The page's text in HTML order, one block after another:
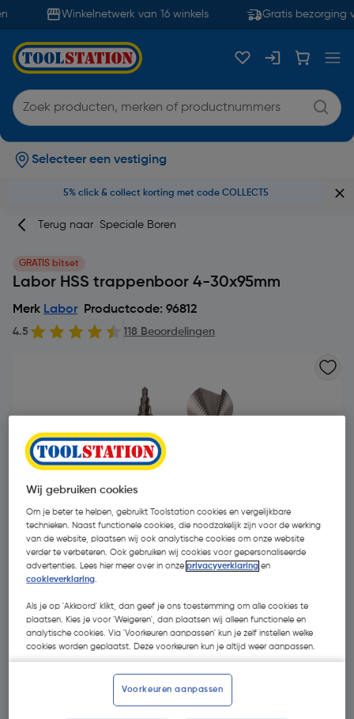
Winkelnetwerk van 16 winkels Gratis bezorging
Selecteer een vestiging
5% click & collect korting met code COLLECT5
Terug naar Speciale Boren
GRATIS bitset
Labor HSS trappenboor 4-30x95mm
Merk Labor Productcode: 96812
4.5 118 Beoordelingen
€ 43,49| Excl. btw € 35,94
Kies productvariant(3)
Wij gebruiken cookies
Om je beter te helpen, gebruikt Toolstation cookies en vergelijkbare
technieken. Naast functionele cookies, die noodzakelijk zijn voor de werking
van de website, plaatsen wij ook analytische cookies om onze website
verder te verbeteren. Ook gebruiken wij cookies voor gepersonaliseerde
advertenties. Lees hier meer over in onzeprivacyverklaring en
cookieverklaring.
Als je op 'Akkoord' klikt, dan geef je ons toestemming om alle cookies te
plaatsen. Kies je voor 'Weigeren', dan plaatsen wij alleen functionele en
analytische cookies. Via 'Voorkeuren aanpassen' kun je zelf instellen welke
cookies worden geplaatst. Deze voorkeuren kun je altijd weer aanpassen.
Voorkeuren aanpassen